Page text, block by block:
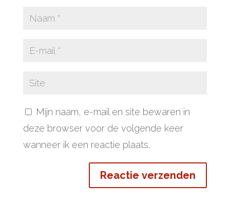
Mijn naam, e-mail en site bewaren in
deze browser voor de volgende keer
wanneer ik een reactie plaats.